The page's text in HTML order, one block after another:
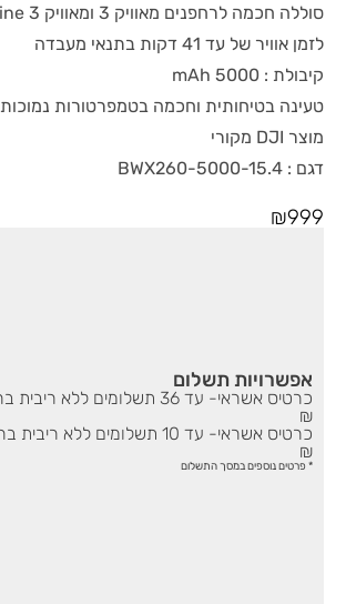
סוללה חכמה לרחפנים מאוויק 3 ומאוויק 3 cine
לזמן אוויר של עד 41 דקות בתנאי מעבדה
קיבולת : 5000 mAh
טעינה בטיחותית וחכמה בטמפרטורות נמוכות 5° -40°
מוצר DJI מקורי
דגם : BWX260-5000-15.4
₪999
אפשרויות תשלום
₪
₪
* פרטים נוספים במסך התשלום